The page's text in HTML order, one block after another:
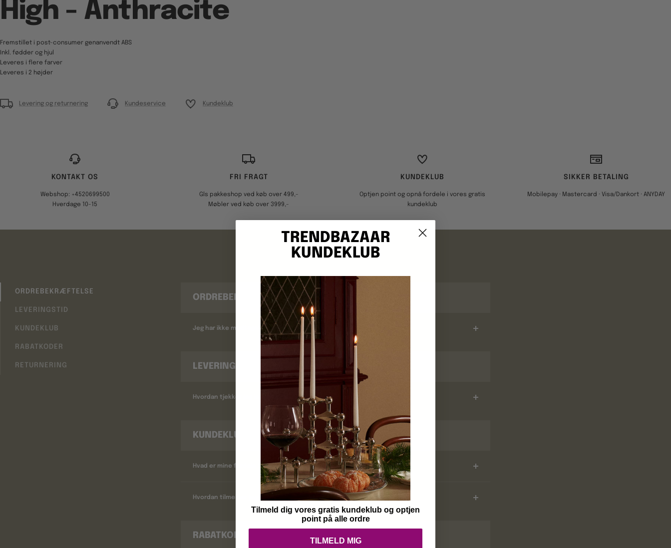
High - Anthracite
Fremstillet i post-consumer genanvendt ABS
Inkl. fødder og hjul
Leveres i flere farver
Leveres i 2 højder
Levering og returnering Kundeservice Kundeklub
KONTAKT OS
Webshop: +4520699500
Hverdage 10-15
FRI FRAGT
Gls pakkeshop ved køb over 499,-
Møbler ved køb over 3999,-
KUNDEKLUB
Optjen point og opnå fordele i vores gratis
kundeklub
SIKKER BETALING
Mobilepay · Mastercard · Visa/Dankort · ANYDAY
FAQ
ORDREBEKRÆFTELSE
LEVERINGSTID
KUNDEKLUB
RABATKODER
RETURNERING
ORDREBEKRÆFTELSE
Jeg har ikke modtaget en ordrebekræftelse ?
LEVERINGSTID
Hvordan tjekker jeg leveringstid ?
KUNDEKLUB
Hvad er mine fordele ?
Hvordan tilmelder jeg mig ?
RABATKODER
TRENDBAZAAR
KUNDEKLUB
Tilmeld dig vores gratis kundeklub og optjen
point på alle ordre
TILMELD MIG